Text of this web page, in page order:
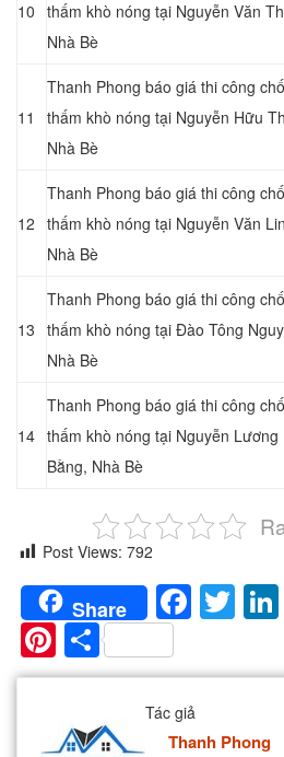
10 thấm khò nóng tại Nguyễn Văn
Nhà Bè
11
Thanh Phong báo giá thi công
thấm khò nóng tại Nguyễn Hữu
Nhà Bè
12
Thanh Phong báo giá thi công
thấm khò nóng tại Nguyễn Văn
Nhà Bè
13
Thanh Phong báo giá thi công
thấm khò nóng tại Đào Tông
Nhà Bè
14
Thanh Phong báo giá thi công
thấm khò nóng tại Nguyễn Lương
Bằng, Nhà Bè
Post Views: 792
Share
Pinterest
Share
Tác giả
Thanh Phong